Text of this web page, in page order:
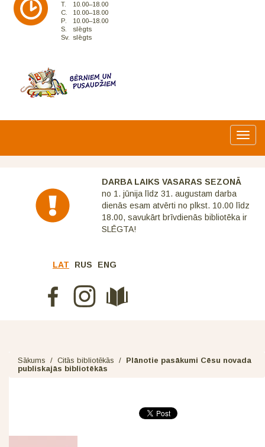
T.
10.00–18.00
C.
10.00–18.00
P.
10.00–18.00
S.
slēgts
Sv.
slēgts
DARBA LAIKS VASARAS SEZONĀ
no 1. jūnija līdz 31. augustam darba
dienās esam atvērti no plkst. 10.00 līdz
18.00, savukārt brīvdienās bibliotēka ir
SLĒGTA!
LAT RUS ENG
Sākums / Citās bibliotēkās / Plānotie pasākumi Cēsu novada
publiskajās bibliotēkās